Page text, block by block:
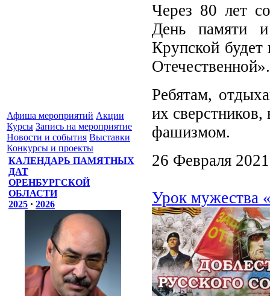
Афиша мероприятий Акции
Курсы Запись на мероприятие
Новости и события Выставки
Конкурсы и проекты
КАЛЕНДАРЬ ПАМЯТНЫХ
ДАТ
ОРЕНБУРГСКОЙ
ОБЛАСТИ
2025 · 2026
Через 80 лет
День памяти
Крупской
Отечественной».
Ребятам,
их
фашизмом.
26 Февраля 2021
Урок мужества